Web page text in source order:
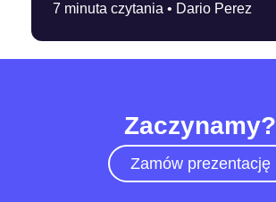
7 minuta czytania • Dario Perez
Zaczynamy?
Zamów prezentację